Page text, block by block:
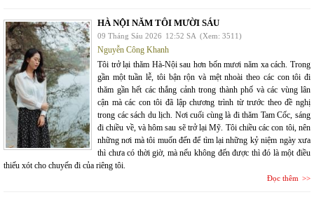
HÀ NỘI NĂM TÔI MƯỜI SÁU
09 Tháng Sáu 2026 12:52 SA (Xem: 3511)
Nguyễn Công Khanh
Tôi trở lại thăm Hà-Nội sau hơn bốn mươi năm xa cách. Trong
gần một tuần lễ, tôi bận rộn và mệt nhoài theo các con tôi đi
thăm gần hết các thắng cảnh trong thành phố và các vùng lân
cận mà các con tôi đã lập chương trình từ trước theo đề nghị
trong các sách du lịch. Nơi cuối cùng là đi thăm Tam Cốc, sáng
đi chiều về, và hôm sau sẽ trở lại Mỹ. Tôi chiều các con tôi, nên
những nơi mà tôi muốn đến để tìm lại những kỷ niệm ngày xưa
thì chưa có thời giờ, mà nếu không đến được thì đó là một điều
thiếu xót cho chuyến đi của riêng tôi.
Đọc thêm